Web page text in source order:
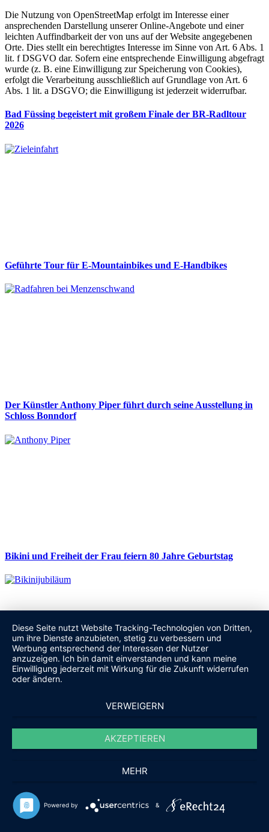
Die Nutzung von OpenStreetMap erfolgt im Interesse einer
ansprechenden Darstellung unserer Online-Angebote und einer
leichten Auffindbarkeit der von uns auf der Website angegebenen
Orte. Dies stellt ein berechtigtes Interesse im Sinne von Art. 6 Abs. 1
lit. f DSGVO dar. Sofern eine entsprechende Einwilligung abgefragt
wurde (z. B. eine Einwilligung zur Speicherung von Cookies),
erfolgt die Verarbeitung ausschließlich auf Grundlage von Art. 6
Abs. 1 lit. a DSGVO; die Einwilligung ist jederzeit widerrufbar.
Bad Füssing begeistert mit großem Finale der BR-Radltour
2026
Geführte Tour für E-Mountainbikes und E-Handbikes
Der Künstler Anthony Piper führt durch seine Ausstellung in
Schloss Bonndorf
Bikini und Freiheit der Frau feiern 80 Jahre Geburtstag
Diese Seite nutzt Website Tracking-Technologien von Dritten,
um ihre Dienste anzubieten, stetig zu verbessern und
Werbung entsprechend der Interessen der Nutzer
anzuzeigen. Ich bin damit einverstanden und kann meine
Einwilligung jederzeit mit Wirkung für die Zukunft widerrufen
oder ändern.
VERWEIGERN
AKZEPTIEREN
MEHR
Powered by &